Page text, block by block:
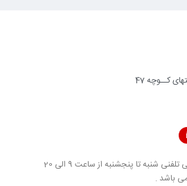
کــوچه 47
شنبه تا پنجشنبه از ساعت 9 الی 20